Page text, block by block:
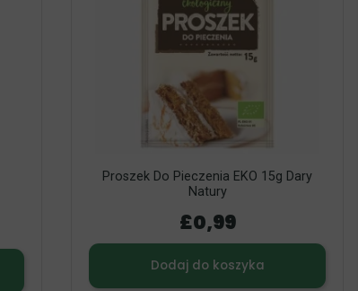
Proszek Do Pieczenia EKO 15g Dary
Natury
£0,99
Dodaj do koszyka